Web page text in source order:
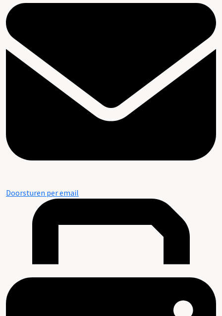
Doorsturen per email